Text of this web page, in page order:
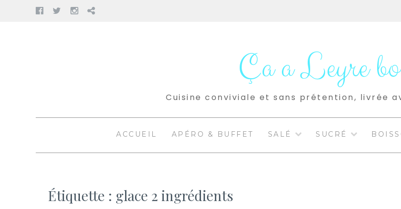
FacebookTwitter
Instagram
Pinterest
Ça a Leyre
Cuisine conviviale et sans prétention, livrée
ACCUEIL APÉRO & BUFFET SALÉ SUCRÉ
Étiquette : glace 2 ingrédients